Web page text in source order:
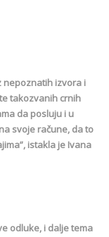
nepoznatih izvora i
takozvanih crnih
da posluju i u
svoje račune, da to
istakla je Ivana
odluke, i dalje tema